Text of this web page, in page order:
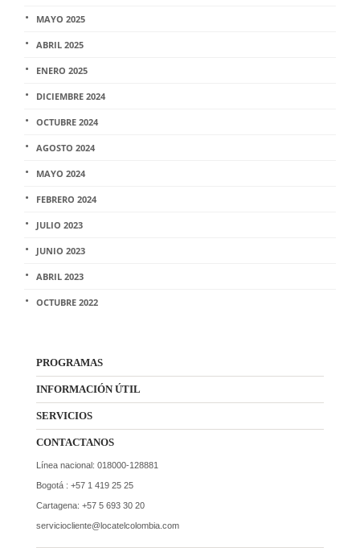
MAYO 2025
ABRIL 2025
ENERO 2025
DICIEMBRE 2024
OCTUBRE 2024
AGOSTO 2024
MAYO 2024
FEBRERO 2024
JULIO 2023
JUNIO 2023
ABRIL 2023
OCTUBRE 2022
PROGRAMAS
INFORMACIÓN ÚTIL
SERVICIOS
CONTACTANOS
Línea nacional: 018000-128881
Bogotá : +57 1 419 25 25
Cartagena: +57 5 693 30 20
serviciocliente@locatelcolombia.com